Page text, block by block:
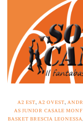
A2 EST, A2 OVEST,
AS JUNIOR CASALE
BASKET BRESCIA LEONESSA,